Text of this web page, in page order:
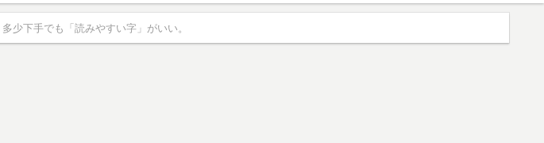
少下手でも「読みやすい字」がいい。